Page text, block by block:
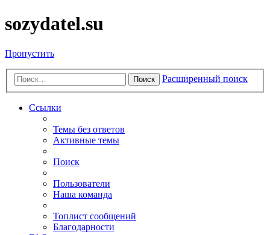
sozydatel.su
Пропустить
Поиск Расширенный поиск
Ссылки
Темы без ответов
Активные темы
Поиск
Пользователи
Наша команда
Топлист сообщений
Благодарности